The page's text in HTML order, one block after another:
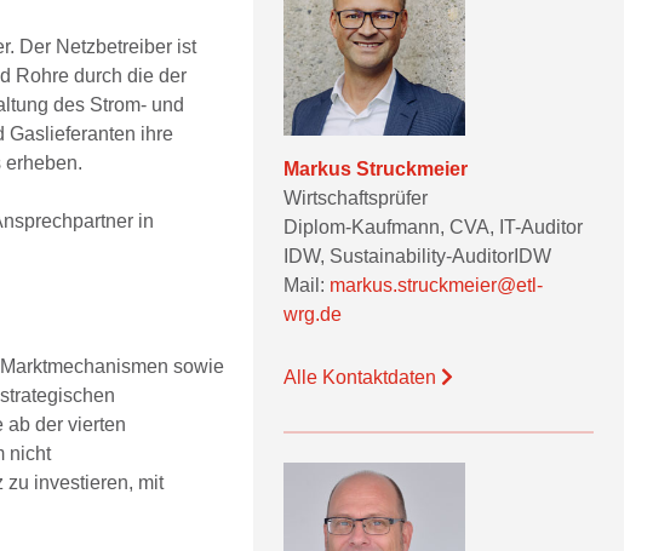
Der Netzbetreiber ist
Rohre durch die der
des Strom- und
Gaslieferanten ihre
erheben.
in
sowie
ab der vierten
nicht
zu investieren, mit
Markus Struckmeier
Wirtschaftsprüfer
Diplom-Kaufmann, CVA, IT-Auditor
IDW, Sustainability-AuditorIDW
Mail: markus.struckmeier@etl-
wrg.de
Alle Kontaktdaten